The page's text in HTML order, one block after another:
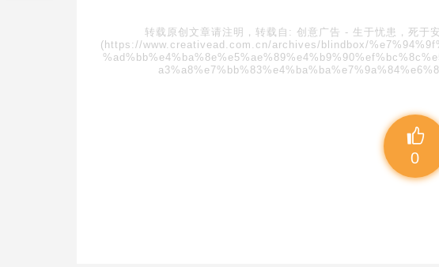
转载原创文章请注明，转载自: 创意广告 - 生于忧患，死于
(https://www.creativead.com.cn/archives/blindbox/
0